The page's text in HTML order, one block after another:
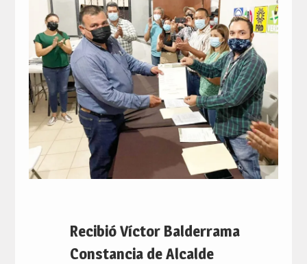
Recibió Víctor Balderrama
Constancia de Alcalde